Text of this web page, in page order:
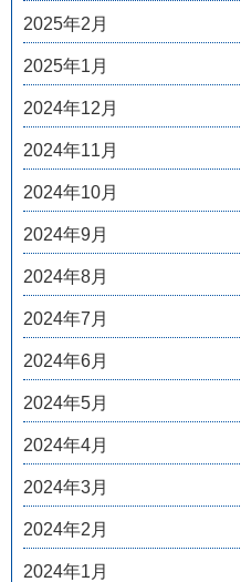
2025年2月
2025年1月
2024年12月
2024年11月
2024年10月
2024年9月
2024年8月
2024年7月
2024年6月
2024年5月
2024年4月
2024年3月
2024年2月
2024年1月